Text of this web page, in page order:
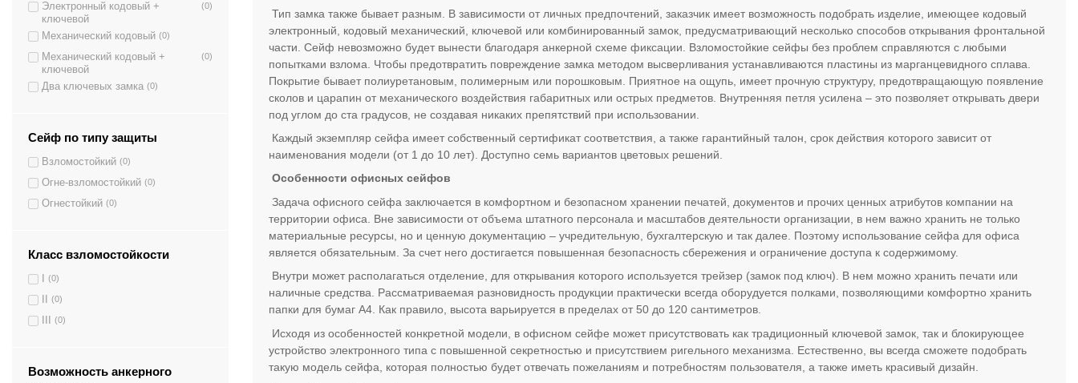
T-230 KL (1)
T-250 EL
T-250 KL
T-280 EL (1)
T-280 KL (1)
ТM-25 EL (1)
ТM-30
ТM-30 EL
ТM-63T
ТM-90Т EL (1)
TM.120Т
TM.120Т EL
TM.120Т/2
Электронный кодовый +
ключевой
(0)
Механический кодовый (0)
Механический кодовый +
ключевой
(0)
Два ключевых замка (0)
Сейф по типу защиты
Взломостойкий (0)
Огне-взломостойкий (0)
Огнестойкий (0)
Класс взломостойкости
(0)
(0)
(0)
Возможность анкерного
Тип замка также бывает разным. В зависимости от личных предпочтений, заказчик имеет возможность подобрать изделие, имеющее кодовый
электронный, кодовый механический, ключевой или комбинированный замок, предусматривающий несколько способов открывания фронтальной
части. Сейф невозможно будет вынести благодаря анкерной схеме фиксации. Взломостойкие сейфы без проблем справляются с любыми
попытками взлома. Чтобы предотвратить повреждение замка методом высверливания устанавливаются пластины из марганцевидного сплава.
Покрытие бывает полиуретановым, полимерным или порошковым. Приятное на ощупь, имеет прочную структуру, предотвращающую появление
сколов и царапин от механического воздействия габаритных или острых предметов. Внутренняя петля усилена – это позволяет открывать двери
под углом до ста градусов, не создавая никаких препятствий при использовании.
Каждый экземпляр сейфа имеет собственный сертификат соответствия, а также гарантийный талон, срок действия которого зависит от
наименования модели (от 1 до 10 лет). Доступно семь вариантов цветовых решений.
Особенности офисных сейфов
Задача офисного сейфа заключается в комфортном и безопасном хранении печатей, документов и прочих ценных атрибутов компании на
территории офиса. Вне зависимости от объема штатного персонала и масштабов деятельности организации, в нем важно хранить не только
материальные ресурсы, но и ценную документацию – учредительную, бухгалтерскую и так далее. Поэтому использование сейфа для офиса
является обязательным. За счет него достигается повышенная безопасность сбережения и ограничение доступа к содержимому.
Внутри может располагаться отделение, для открывания которого используется трейзер (замок под ключ). В нем можно хранить печати или
наличные средства. Рассматриваемая разновидность продукции практически всегда оборудуется полками, позволяющими комфортно хранить
папки для бумаг А4. Как правило, высота варьируется в пределах от 50 до 120 сантиметров.
Исходя из особенностей конкретной модели, в офисном сейфе может присутствовать как традиционный ключевой замок, так и блокирующее
устройство электронного типа с повышенной секретностью и присутствием ригельного механизма. Естественно, вы всегда сможете подобрать
такую модель сейфа, которая полностью будет отвечать пожеланиям и потребностям пользователя, а также иметь красивый дизайн.